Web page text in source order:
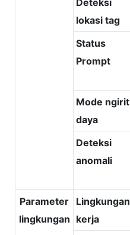
lokasi tag
Status
Prompt
Mode ngirit
daya
Deteksi
anomali
Parameter
lingkungan
Lingkungan
kerja